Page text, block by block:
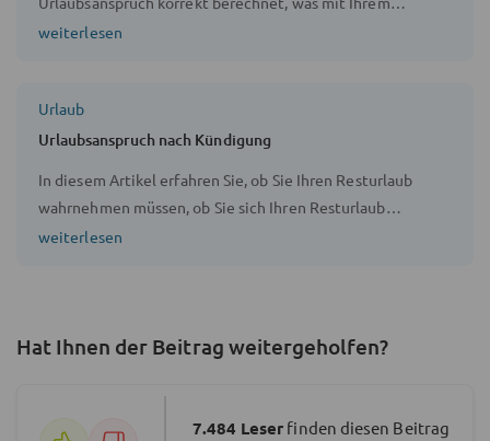
Resturlaub bei einer Kündigung geschieht und ob Sie sich
weiterlesen
Urlaub
Urlaubsanspruch nach Kündigung
In diesem Artikel erfahren Sie, ob Sie Ihren Resturlaub
wahrnehmen müssen, ob Sie sich Ihren Resturlaub
auszahlen lassen können und wie sich der
weiterlesen
Hat Ihnen der Beitrag weitergeholfen?
7.484 Leser finden diesen Beitrag